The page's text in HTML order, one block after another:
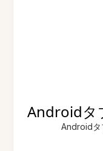
Androidタ
Androidタ